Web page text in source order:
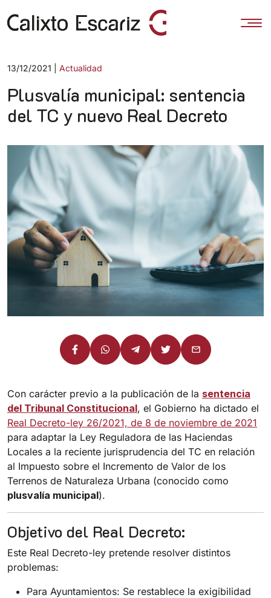
13/12/2021 | Categorías
Actualidad
Plusvalía municipal: sentencia
del TC y nuevo Real Decreto
Con carácter previo a la publicación de la sentencia
del Tribunal Constitucional, el Gobierno ha dictado el
Real Decreto-ley 26/2021, de 8 de noviembre de 2021
para adaptar la Ley Reguladora de las Haciendas
Locales a la reciente jurisprudencia del TC en relación
al Impuesto sobre el Incremento de Valor de los
Terrenos de Naturaleza Urbana (conocido como
plusvalía municipal).
Objetivo del Real Decreto:
Este Real Decreto-ley pretende resolver distintos
problemas:
Para Ayuntamientos: Se restablece la exigibilidad